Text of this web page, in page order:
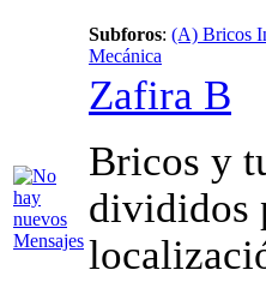
Subforos: (A) Bricos
Mecánica
Zafira B
Bricos y
divididos